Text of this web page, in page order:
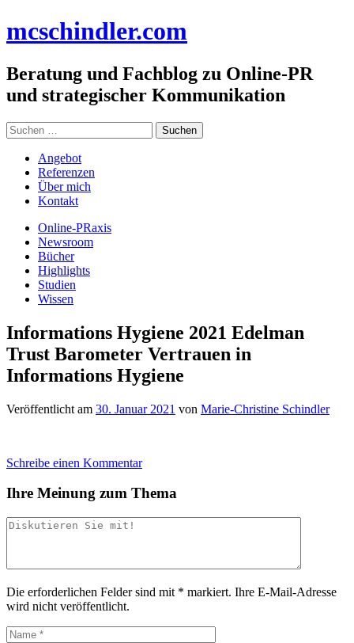
Inhalt
mcschindler.com
Beratung und Fachblog zu Online-PR
und strategischer Kommunikation
Suchen
nach:
Angebot
Referenzen
Über mich
Kontakt
Online-PRaxis
Newsroom
Bücher
Highlights
Studien
Wissen
Informations Hygiene 2021 Edelman
Trust Barometer Vertrauen in
Informations Hygiene
Veröffentlicht am 30. Januar 2021 von Marie-Christine Schindler
Schreibe einen Kommentar
Ihre Meinung zum Thema
Die erforderlichen Felder sind mit * markiert. Ihre E-Mail-Adresse
wird nicht veröffentlicht.